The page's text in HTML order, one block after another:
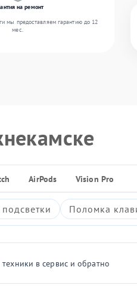
на ремонт
мы предоставляем гарантию до 12
мес.
AirPods Vision Pro
Поломка
техники в сервис и обратно